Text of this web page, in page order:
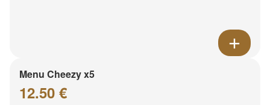
Menu Cheezy x5
12.50 €